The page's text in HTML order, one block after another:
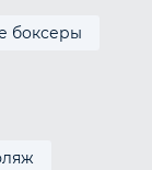
боксеры